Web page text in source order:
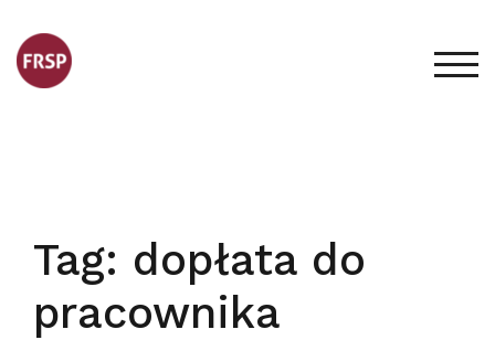
content
Tag: dopłata do
pracownika